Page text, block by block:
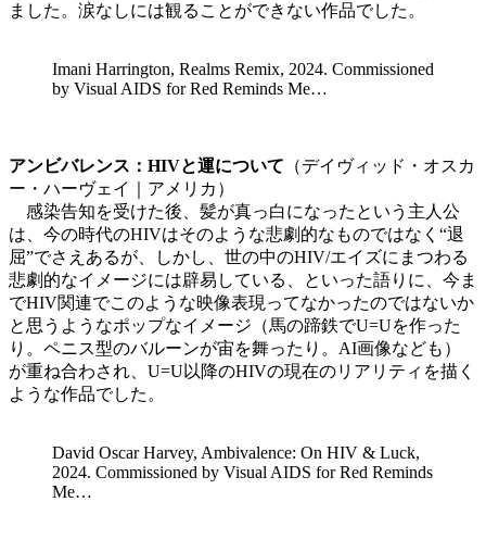
ました。涙なしには観ることができない作品でした。
Imani Harrington, Realms Remix, 2024. Commissioned
by Visual AIDS for Red Reminds Me…
アンビバレンス：HIVと運について （デイヴィッド・オスカ
ー・ハーヴェイ｜アメリカ）
感染告知を受けた後、髪が真っ白になったという主人公
は、今の時代のHIVはそのような悲劇的なものではなく“退
屈”でさえあるが、しかし、世の中のHIV/エイズにまつわる
悲劇的なイメージには辟易している、といった語りに、今ま
でHIV関連でこのような映像表現ってなかったのではないか
と思うようなポップなイメージ（馬の蹄鉄でU=Uを作った
り。ペニス型のバルーンが宙を舞ったり。AI画像なども）
が重ね合わされ、U=U以降のHIVの現在のリアリティを描く
ような作品でした。
David Oscar Harvey, Ambivalence: On HIV & Luck,
2024. Commissioned by Visual AIDS for Red Reminds
Me…